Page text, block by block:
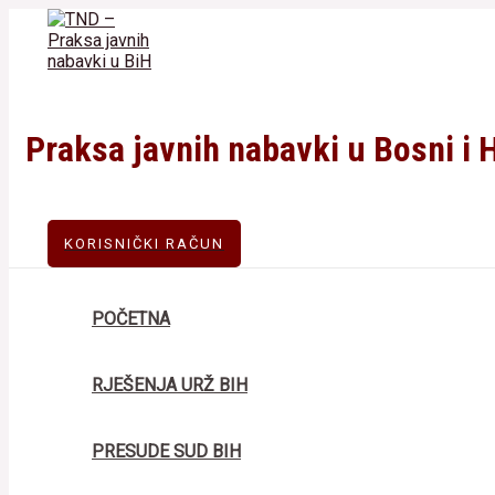
content
Praksa javnih nabavki u Bosni i
KORISNIČKI RAČUN
POČETNA
RJEŠENJA URŽ BIH
PRESUDE SUD BIH